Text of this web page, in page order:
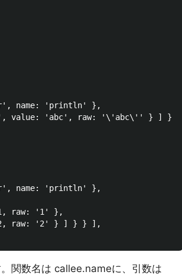
name: 'println' },
value: 'abc', raw: '\'abc\'' } ] } },
name: 'println' },
raw: '1' },
raw: '2' } ] } } ],
関数名は callee.nameに、引数は